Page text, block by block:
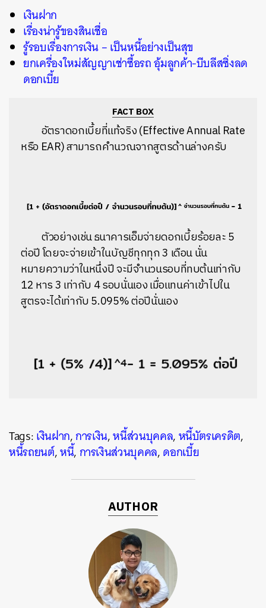
เงินฝาก
เรื่องน่ารู้ของสินเชื่อ
รู้รอบเรื่องการเงิน – เป็นหนี้อย่างเป็นสุข
ยกเครื่องใหม่สัญญาเช่าซื้อรถ อุ้มลูกค้า-บีบลีสซิ่งลด
ดอกเบี้ย
FACT BOX
อัตราดอกเบี้ยที่แท้จริง (Effective Annual Rate
หรือ EAR) สามารถคำนวณจากสูตรด้านล่างครับ
ตัวอย่างเช่น ธนาคารเอ็มจ่ายดอกเบี้ยร้อยละ 5
ต่อปี โดยจะจ่ายเข้าในบัญชีทุกทุก 3 เดือน นั่น
หมายความว่าในหนึ่งปี จะมีจำนวนรอบที่ทบต้นเท่ากับ
12 หาร 3 เท่ากับ 4 รอบนั่นเอง เมื่อแทนค่าเข้าไปใน
สูตรจะได้เท่ากับ 5.095% ต่อปีนั่นเอง
Tags:เงินฝาก,การเงิน,หนี้ส่วนบุคคล,หนี้บัตรเครดิต,
หนี้รถยนต์,หนี้,การเงินส่วนบุคคล,ดอกเบี้ย
AUTHOR